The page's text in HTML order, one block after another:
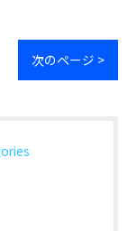
次のページ >